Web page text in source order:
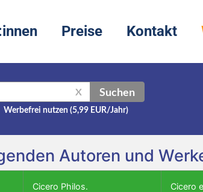
Preise Kontakt
X Suchen
Werbefrei nutzen (5,99 EUR/Jahr)
Autoren und
Cicero Philos. Cicero